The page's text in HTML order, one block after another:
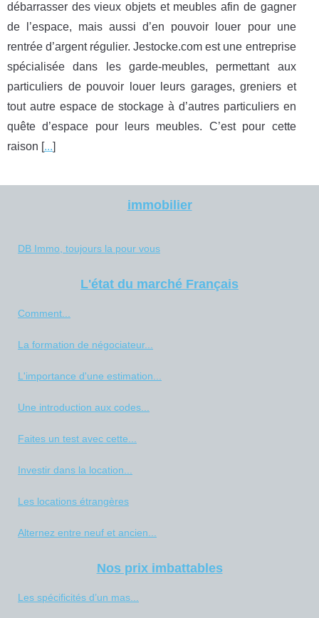
débarrasser des vieux objets et meubles afin de gagner
de l’espace, mais aussi d’en pouvoir louer pour une
rentrée d’argent régulier. Jestocke.com est une entreprise
spécialisée dans les garde-meubles, permettant aux
particuliers de pouvoir louer leurs garages, greniers et
tout autre espace de stockage à d’autres particuliers en
quête d’espace pour leurs meubles. C’est pour cette
raison [...]
immobilier
DB Immo, toujours la pour vous
L'état du marché Français
Comment...
La formation de négociateur...
L'importance d'une estimation...
Une introduction aux codes...
Faites un test avec cette...
Investir dans la location...
Les locations étrangères
Alternez entre neuf et ancien...
Nos prix imbattables
Les spécificités d’un mas...